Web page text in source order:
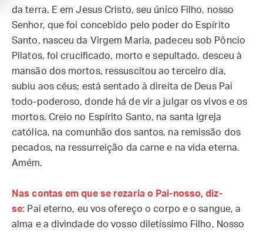
da terra. E em Jesus Cristo, seu único Filho, nosso
Senhor, que foi concebido pelo poder do Espírito
Santo, nasceu da Virgem Maria, padeceu sob Pôncio
Pilatos, foi crucificado, morto e sepultado, desceu à
mansão dos mortos, ressuscitou ao terceiro dia,
subiu aos céus; está sentado à direita de Deus Pai
todo-poderoso, donde há de vir a julgar os vivos e os
mortos. Creio no Espírito Santo, na santa Igreja
católica, na comunhão dos santos, na remissão dos
pecados, na ressurreição da carne e na vida eterna.
Amém.
Nas contas em que se rezaria o Pai-nosso, diz-
se: Pai eterno, eu vos ofereço o corpo e o sangue, a
alma e a divindade do vosso diletíssimo Filho, Nosso